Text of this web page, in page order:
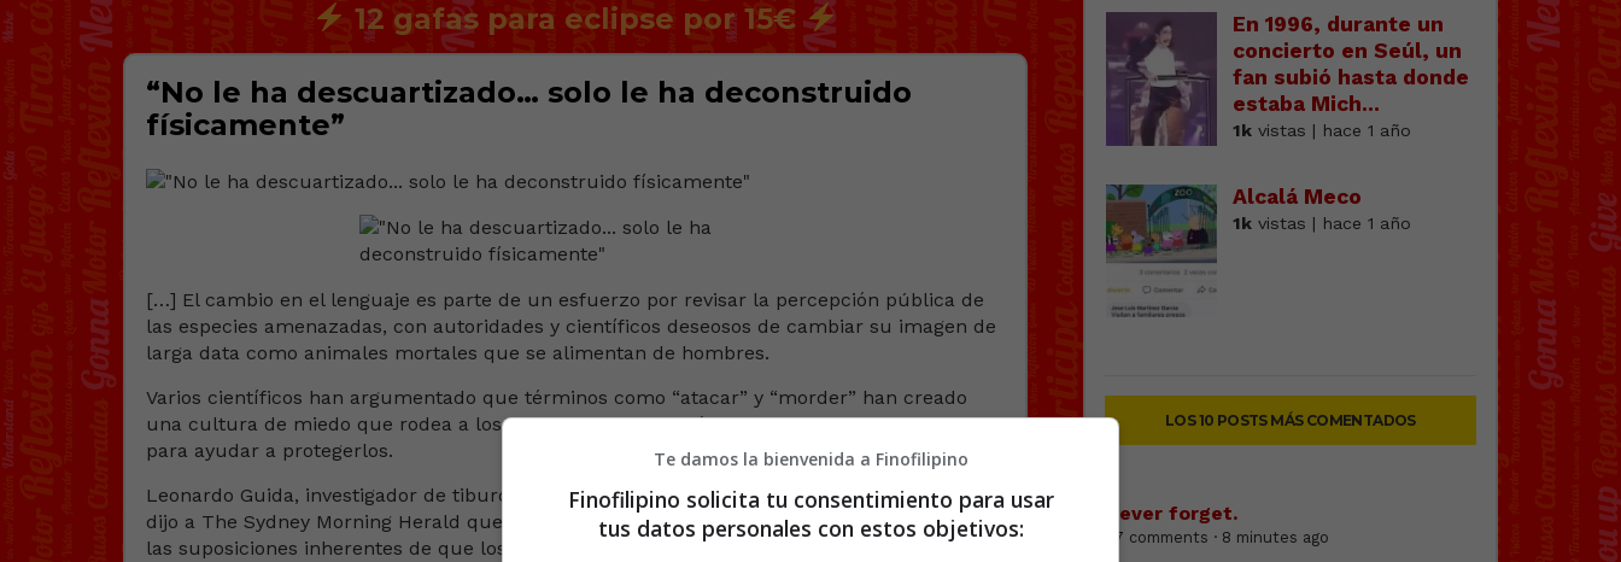
12 gafas para eclipse por 15€
“No le ha descuartizado… solo le ha deconstruido
físicamente”
[…] El cambio en el lenguaje es parte de un esfuerzo por revisar la percepción pública de
las especies amenazadas, con autoridades y científicos deseosos de cambiar su imagen de
larga data como animales mortales que se alimentan de hombres.
Varios científicos han argumentado que términos como “atacar” y “morder” han creado
una cultura de miedo que rodea a los animales, lo que está perjudicando los esfuerzos
para ayudar a protegerlos.
Leonardo Guida, investigador de tiburones en el australiano Marine Conservation Society,
dijo a The Sydney Morning Herald que poner fin al uso de tales términos “ayuda a disipar
las suposiciones inherentes de que los tiburones son monstruos voraces y sin sentido que
En 1996, durante un
concierto en Seúl, un
fan subió hasta donde
estaba Mich...
1kvistas | hace 1 año
Alcalá Meco
1kvistas | hace 1 año
LOS 10 POSTS MÁS COMENTADOS
Never forget.
77 comments · 8 minutes ago
Te damos la bienvenida a Finofilipino
Finofilipino solicita tu consentimiento para usar
tus datos personales con estos objetivos: